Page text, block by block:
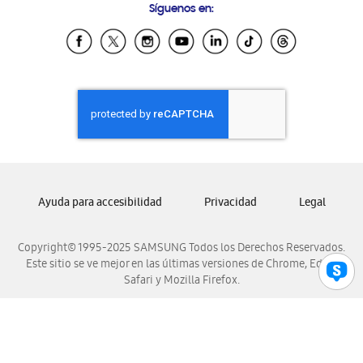
Samsung Ecuador
Samsung El Salvador
Samsung Honduras
Samsung Nicaragua
Samsung Panamá
Samsung Venezuela
Síguenos en:
Copyright© 1995-2025 SAMSUNG Todos los Derechos Reservados.
Este sitio se ve mejor en las últimas versiones de Chrome, Edge,
Safari y Mozilla Firefox.
Ayuda para accesibilidad Privacidad Legal